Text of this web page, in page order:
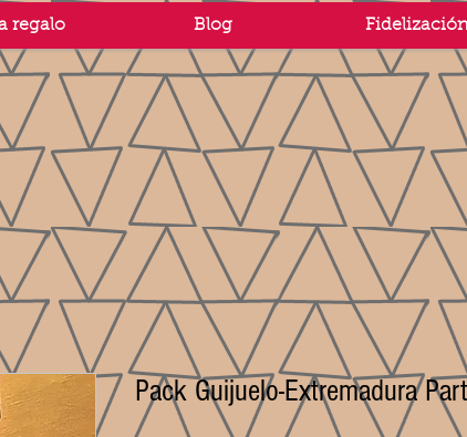
regalo Blog
Pack Guijuelo-Extremadura